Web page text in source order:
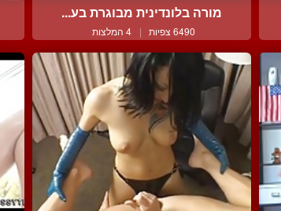
מורה בלונדינית מבוגרת בע...
6490 צפיות | 4 המלצות